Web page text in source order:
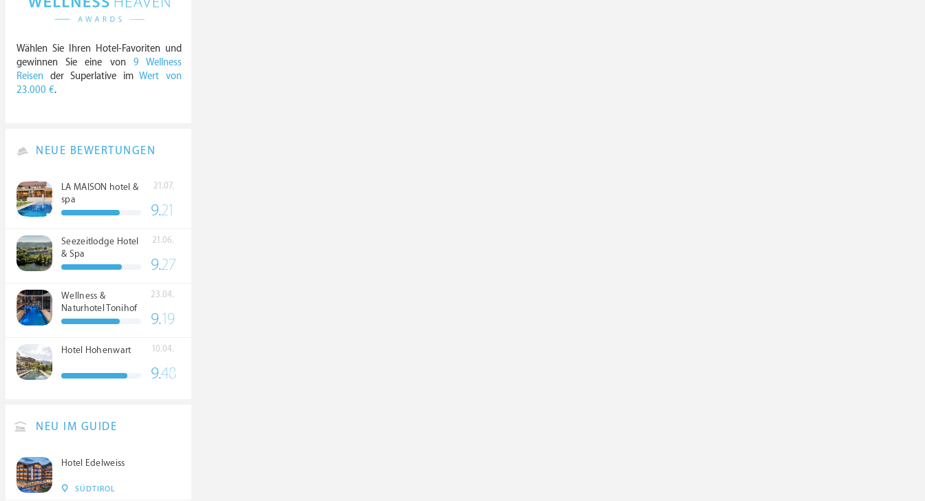
Wählen Sie Ihren Hotel-Favoriten und
gewinnen Sie eine von 9 Wellness
Reisen der Superlative imWert von
23.000 €.
NEUE BEWERTUNGEN
LA MAISON hotel &
spa
21.07.
9.21
Seezeitlodge Hotel
& Spa
21.06.
9.27
Wellness &
Naturhotel Tonihof
****S
23.04.
9.19
Hotel Hohenwart 10.04.
9.48
NEU IM GUIDE
Hotel Edelweiss
SÜDTIROL